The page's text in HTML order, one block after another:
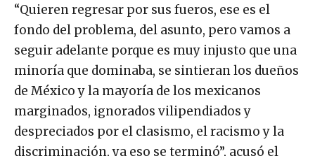
“Quieren regresar por sus fueros, ese es el
fondo del problema, del asunto, pero vamos a
seguir adelante porque es muy injusto que una
minoría que dominaba, se sintieran los dueños
de México y la mayoría de los mexicanos
marginados, ignorados vilipendiados y
despreciados por el clasismo, el racismo y la
discriminación, ya eso se terminó”, acusó el